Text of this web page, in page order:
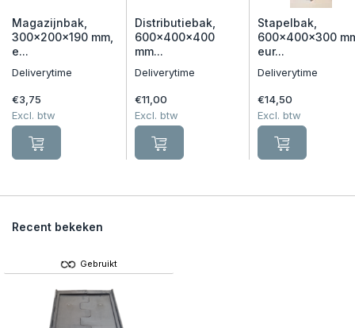
Magazijnbak,
300x200x190 mm,
e...
Deliverytime
€3,75
Excl. btw
Distributiebak,
600x400x400
mm...
Deliverytime
€11,00
Excl. btw
Stapelbak,
600x400x300
eur...
Deliverytime
€14,50
Excl. btw
Recent bekeken
Gebruikt